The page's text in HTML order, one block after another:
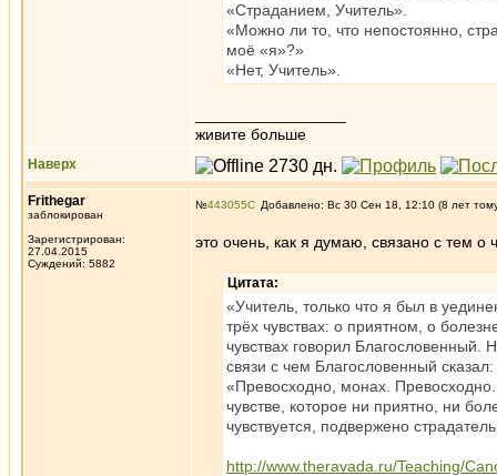
«Страданием, Учитель».
«Можно ли то, что непостоянно,
моё «я»?»
«Нет, Учитель».
живите больше
Наверх
Frithegar
заблокирован
Зарегистрирован:
27.04.2015
Суждений: 5882
№443055 Добавлено: Вс 30 Сен 18, 12:10 (8 лет
это очень, как я думаю, связано с тем о
Цитата:
«Учитель, только что я был в
трёх чувствах: о приятном, о
чувствах говорил Благословенный.
связи с чем Благословенный
«Превосходно, монах. Превосходно.
чувстве, которое ни приятно, ни
чувствуется, подвержено
http://www.theravada.ru/Teaching/